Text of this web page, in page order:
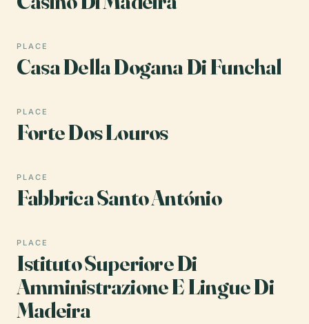
PLACE
Casa Della Dogana Di Funchal
PLACE
Forte Dos Louros
PLACE
Fabbrica Santo António
PLACE
Istituto Superiore Di
Amministrazione E Lingue Di
Madeira